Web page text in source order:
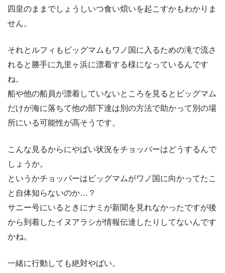
四皇のままでしょうしいつ食い煩いを起こすかもわかりま
せん。
それとルフィもビッグマムもワノ国に入るための滝で流さ
れると勝手に九里ヶ浜に漂着する様になっているんです
ね。
船や他の船員が漂着していないところを見るとビッグマム
だけが海に落ちて他の部下達は別の方法で助かって別の場
所にいる可能性が高そうです。
こんな見るからにやばい状況をチョッパーはどうするんで
しょうか。
というかチョッパーはビッグマムがワノ国に向かってたこ
と自体知らないのか…？
サニー号にいるときにナミが新聞を見れなかったですが後
から到着したイヌアラシが情報伝達したりしてないんです
かね。
一緒に行動しても絶対やばい。